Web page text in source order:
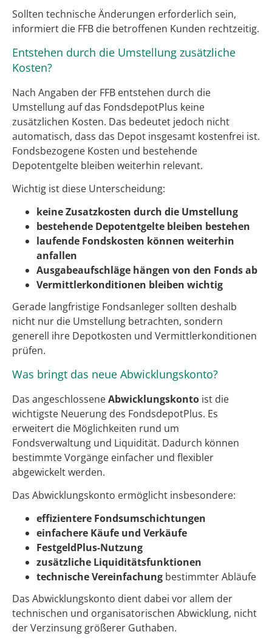
Sollten technische Änderungen erforderlich sein,
informiert die FFB die betroffenen Kunden rechtzeitig.
Entstehen durch die Umstellung zusätzliche
Kosten?
Nach Angaben der FFB entstehen durch die
Umstellung auf das FondsdepotPlus keine
zusätzlichen Kosten. Das bedeutet jedoch nicht
automatisch, dass das Depot insgesamt kostenfrei ist.
Fondsbezogene Kosten und bestehende
Depotentgelte bleiben weiterhin relevant.
Wichtig ist diese Unterscheidung:
keine Zusatzkosten durch die Umstellung
bestehende Depotentgelte bleiben bestehen
laufende Fondskosten können weiterhin
anfallen
Ausgabeaufschläge hängen von den Fonds ab
Vermittlerkonditionen bleiben wichtig
Gerade langfristige Fondsanleger sollten deshalb
nicht nur die Umstellung betrachten, sondern
generell ihre Depotkosten und Vermittlerkonditionen
prüfen.
Was bringt das neue Abwicklungskonto?
Das angeschlosseneAbwicklungskonto ist die
wichtigste Neuerung des FondsdepotPlus. Es
erweitert die Möglichkeiten rund um
Fondsverwaltung und Liquidität. Dadurch können
bestimmte Vorgänge einfacher und flexibler
abgewickelt werden.
Das Abwicklungskonto ermöglicht insbesondere:
effizientere Fondsumschichtungen
einfachere Käufe und Verkäufe
FestgeldPlus-Nutzung
zusätzliche Liquiditätsfunktionen
technische Vereinfachung bestimmter Abläufe
Das Abwicklungskonto dient dabei vor allem der
technischen und organisatorischen Abwicklung, nicht
der Verzinsung größerer Guthaben.